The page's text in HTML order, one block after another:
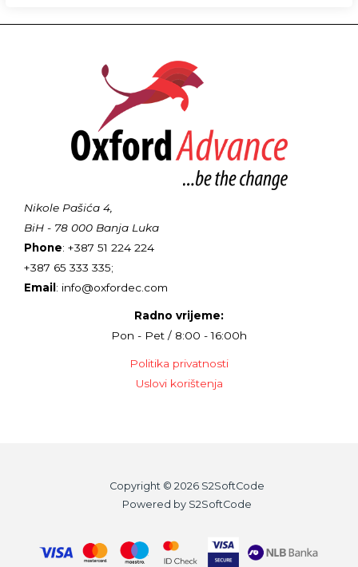
Nikole Pašića 4,
BiH - 78 000 Banja Luka
Phone: +387 51 224 224
+387 65 333 335;
Email : info@oxfordec.com
Radno vrijeme:
Pon - Pet / 8:00 - 16:00h
Politika privatnosti
Uslovi korištenja
Copyright © 2026 S2SoftCode
Powered by S2SoftCode